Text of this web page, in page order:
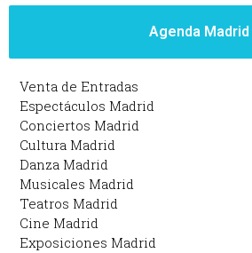
Agenda Madrid
Venta de Entradas
Espectáculos Madrid
Conciertos Madrid
Cultura Madrid
Danza Madrid
Musicales Madrid
Teatros Madrid
Cine Madrid
Exposiciones Madrid